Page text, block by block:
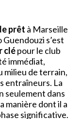
prêt à Marseille
s’est
clépour le club
immédiat,
milieu de terrain,
entraîneurs. La
seulement dans
manière dont il a
significative.